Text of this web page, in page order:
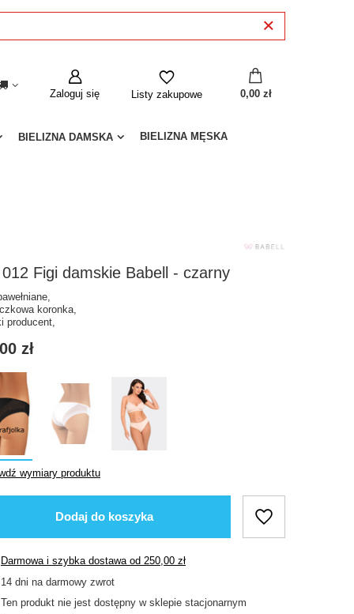
Zaloguj się Listy zakupowe 0,00 zł
BIELIZNA DAMSKA BIELIZNA MĘSKA
Figi damskie Babell - czarny
koronka,
producent,
zł
wymiary produktu
Dodaj do koszyka
Darmowa i szybka dostawa od 250,00 zł
14 dni na darmowy zwrot
Ten produkt nie jest dostępny w sklepie stacjonarnym